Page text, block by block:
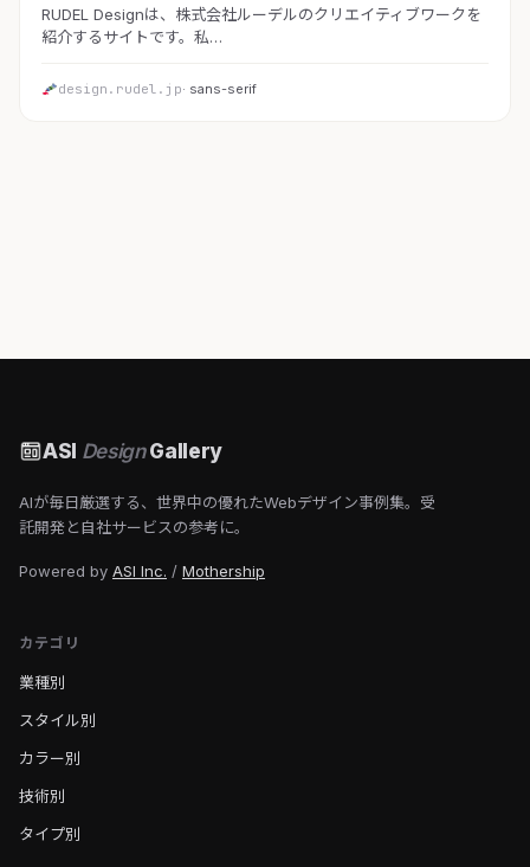
RUDEL Designは、株式会社ルーデルのクリエイティブワークを
紹介するサイトです。私…
design.rudel.jp· sans-serif
ASI DesignGallery
AIが毎日厳選する、世界中の優れたWebデザイン事例集。受
託開発と自社サービスの参考に。
Powered by ASI Inc. / Mothership
カテゴリ
業種別
スタイル別
カラー別
技術別
タイプ別